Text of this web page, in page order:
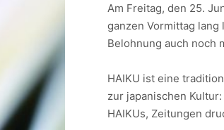
Am Freitag, den 25.
ganzen Vormittag
Belohnung auch noch
HAIKU ist eine
zur japanischen
HAIKUs, Zeitungen